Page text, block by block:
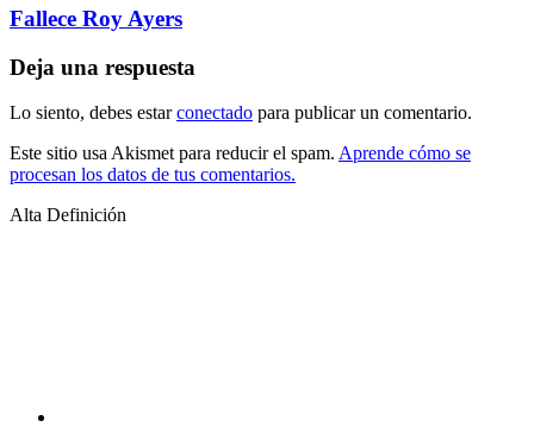
Fallece Roy Ayers
Deja una respuesta
Lo siento, debes estarconectado para publicar un comentario.
Este sitio usa Akismet para reducir el spam. Aprende cómo se
procesan los datos de tus comentarios.
Alta Definición